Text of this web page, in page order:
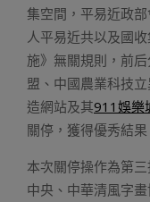
集空間，平易近政
人平易近共以及國
施》無關規則，前
盟、中國農業科技
造網站及其911娛樂
關停，獲得優秀結
本次關停操作為第
中央、中華清風字